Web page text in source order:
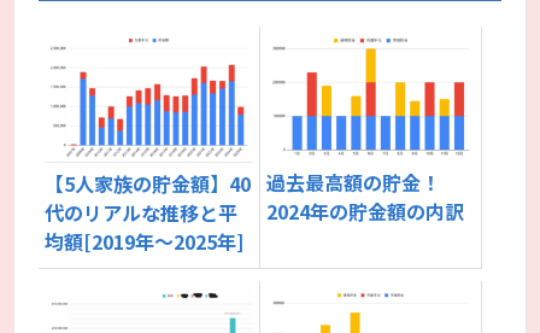
【5人家族の貯金額】40
代のリアルな推移と平
均額[2019年〜2025年]
過去最高額の貯金！
2024年の貯金額の内訳